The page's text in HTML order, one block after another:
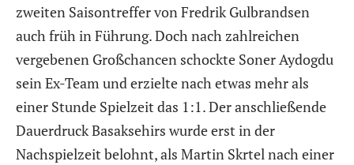
zweiten Saisontreffer von Fredrik Gulbrandsen
auch früh in Führung. Doch nach zahlreichen
vergebenen Großchancen schockte Soner Aydogdu
sein Ex-Team und erzielte nach etwas mehr als
einer Stunde Spielzeit das 1:1. Der anschließende
Dauerdruck Basaksehirs wurde erst in der
Nachspielzeit belohnt, als Martin Skrtel nach einer